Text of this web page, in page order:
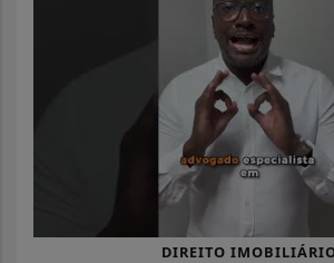
DIREITO